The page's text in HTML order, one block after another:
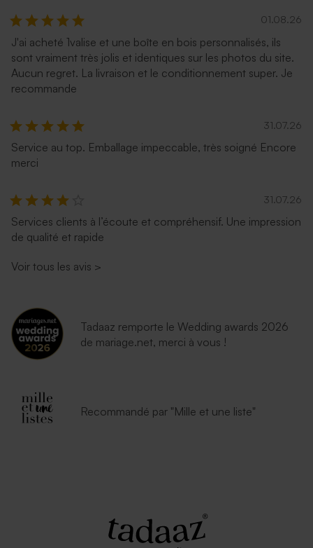
01.08.26
J'ai acheté 1valise et une boîte en bois personnalisés, ils
sont vraiment très jolis et identiques sur les photos du site.
Aucun regret. La livraison et le conditionnement super. Je
recommande
31.07.26
Service au top. Emballage impeccable, très soigné Encore
merci
31.07.26
Services clients à l’écoute et compréhensif. Une impression
de qualité et rapide
Voir tous les avis >
Tadaaz remporte le Wedding awards 2026
de mariage.net, merci à vous !
Recommandé par "Mille et une liste"